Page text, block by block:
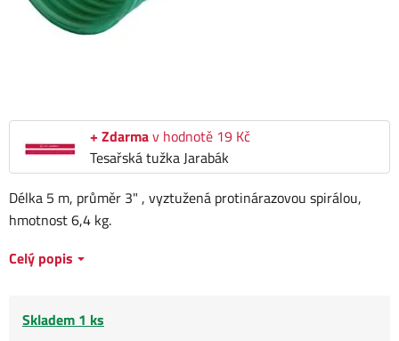
+ Zdarmav hodnotě 19 Kč
Tesařská tužka Jarabák
Délka 5 m, průměr 3" , vyztužená protinárazovou spirálou,
hmotnost 6,4 kg.
Celý popis
Skladem 1 ks